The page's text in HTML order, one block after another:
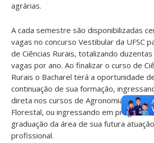
agrárias.
A cada semestre são disponibilizadas
vagas no concurso Vestibular da UFSC
de Ciências Rurais, totalizando
vagas por ano. Ao finalizar o curso de
Rurais o Bacharel terá a oportunidade
continuação de sua formação,
direta nos cursos de Agronomia ou
Florestal, ou ingressando em programas
graduação da área de sua futura atuação
profissional.